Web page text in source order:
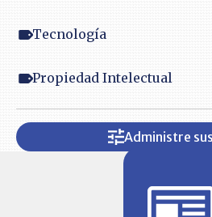
Tecnología
Propiedad Intelectual
Administre